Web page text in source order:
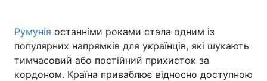
Румунія останніми роками стала одним із
популярних напрямків для українців, які шукають
тимчасовий або постійний прихисток за
кордоном. Країна приваблює відносно доступною